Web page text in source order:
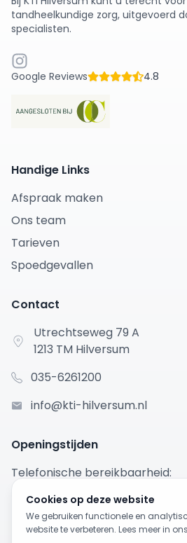
tandheelkundige zorg, uitgevoerd
specialisten.
Google Reviews 4.8
Handige Links
Afspraak maken
Ons team
Tarieven
Spoedgevallen
Contact
Utrechtseweg 79 A
1213 TM Hilversum
035-6261200
info@kti-hilversum.nl
Openingstijden
Telefonische bereikbaarheid:
ma t/m vr: 9:00 - 12:30 uur
Bekijk alle openingstijden →
Cookies op deze website
We gebruiken functionele en
website te verbeteren. Lees meer in ons